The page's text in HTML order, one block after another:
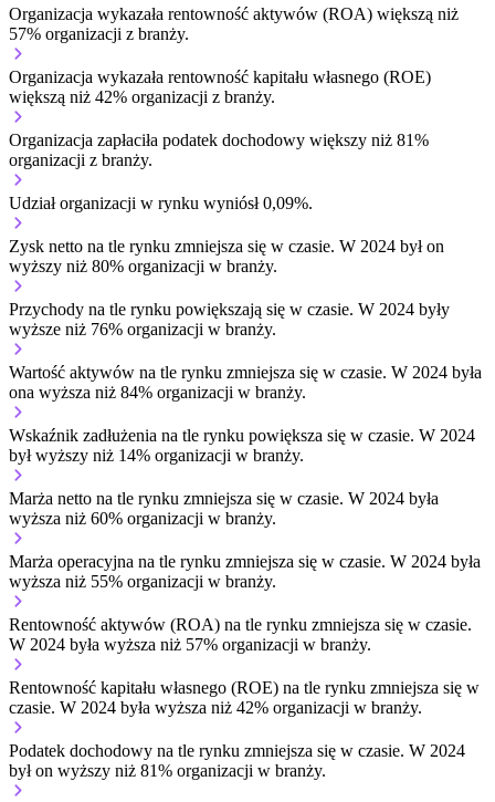
Organizacja wykazała rentowność aktywów (ROA) większą niż
57% organizacji z branży.
Organizacja wykazała rentowność kapitału własnego (ROE)
większą niż 42% organizacji z branży.
Organizacja zapłaciła podatek dochodowy większy niż 81%
organizacji z branży.
Udział organizacji w rynku wyniósł 0,09%.
Zysk netto na tle rynku zmniejsza się w czasie. W 2024 był on
wyższy niż 80% organizacji w branży.
Przychody na tle rynku powiększają się w czasie. W 2024 były
wyższe niż 76% organizacji w branży.
Wartość aktywów na tle rynku zmniejsza się w czasie. W 2024 była
ona wyższa niż 84% organizacji w branży.
Wskaźnik zadłużenia na tle rynku powiększa się w czasie. W 2024
był wyższy niż 14% organizacji w branży.
Marża netto na tle rynku zmniejsza się w czasie. W 2024 była
wyższa niż 60% organizacji w branży.
Marża operacyjna na tle rynku zmniejsza się w czasie. W 2024 była
wyższa niż 55% organizacji w branży.
Rentowność aktywów (ROA) na tle rynku zmniejsza się w czasie.
W 2024 była wyższa niż 57% organizacji w branży.
Rentowność kapitału własnego (ROE) na tle rynku zmniejsza się w
czasie. W 2024 była wyższa niż 42% organizacji w branży.
Podatek dochodowy na tle rynku zmniejsza się w czasie. W 2024
był on wyższy niż 81% organizacji w branży.